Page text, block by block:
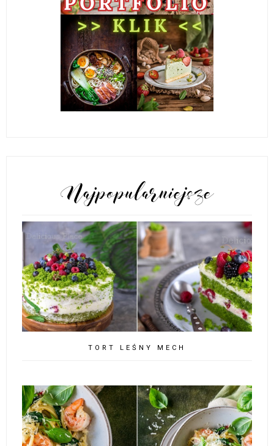
POPULARNE POSTY
TORT LEŚNY MECH